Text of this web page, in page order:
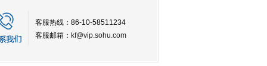
客服热线：86-10-58511234
客服邮箱： kf@vip.sohu.com